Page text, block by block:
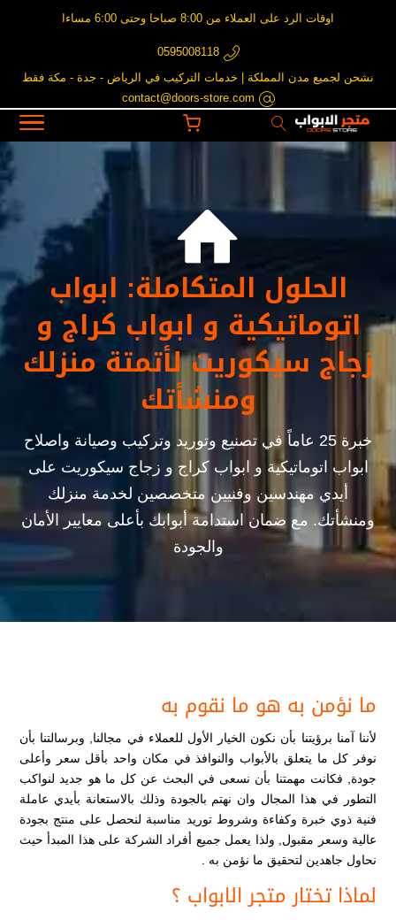
اوقات الرد على العملاء من 8:00 صباحا وحتى 6:00 مساءا
0595008118
نشحن لجميع مدن المملكة | خدمات التركيب في الرياض - جدة - مكة فقط
contact@doors-store.com

الحلول المتكاملة: ابواب
اتوماتيكية و ابواب كراج و
زجاج سيكوريت لأتمتة منزلك
ومنشأتك
خبرة 25 عاماً في تصنيع وتوريد وتركيب وصيانة واصلاح
ابواب اتوماتيكية و ابواب كراج و زجاج سيكوريت على
أيدي مهندسين وفنيين متخصصين لخدمة منزلك
ومنشأتك. مع ضمان استدامة أبوابك بأعلى معايير الأمان
والجودة
ما نؤمن به هو ما نقوم به
لأننا آمنا برؤيتنا بأن نكون الخيار الأول للعملاء في مجالنا, وبرسالتنا بأن
نوفر كل ما يتعلق بالأبواب والنوافذ في مكان واحد بأقل سعر وأعلى
جودة, فكانت مهمتنا بأن نسعى في البحث عن كل ما هو جديد لنواكب
التطور في هذا المجال وان نهتم بالجودة وذلك بالاستعانة بأيدي عاملة
فنية ذوي خبرة وكفاءة وشروط توريد مناسبة لنحصل على منتج بجودة
عالية وسعر مقبول, ولذا يعمل جميع أفراد الشركة على هذا المبدأ حيث
نحاول جاهدين لتحقيق ما نؤمن به .
لماذا تختار متجر الابواب ؟